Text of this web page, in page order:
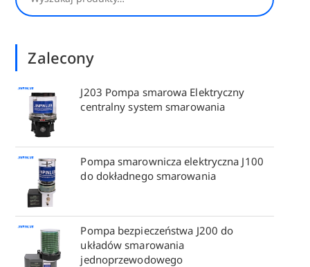
Zalecony
J203 Pompa smarowa Elektryczny
centralny system smarowania
Pompa smarownicza elektryczna J100
do dokładnego smarowania
Pompa bezpieczeństwa J200 do
układów smarowania
jednoprzewodowego